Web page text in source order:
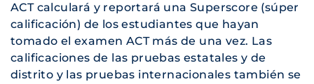
ACT calculará y reportará una Superscore (súper
calificación) de los estudiantes que hayan
tomado el examen ACT más de una vez. Las
calificaciones de las pruebas estatales y de
distrito y las pruebas internacionales también se